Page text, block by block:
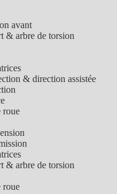
avant
& arbre de torsion
& direction assistée
roue
& arbre de torsion
roue